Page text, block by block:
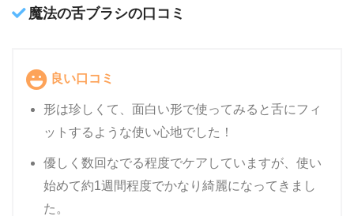
魔法の舌ブラシの口コミ
良い口コミ
形は珍しくて、面白い形で使ってみると舌にフィ
ットするような使い心地でした！
優しく数回なでる程度でケアしていますが、使い
始めて約1週間程度でかなり綺麗になってきまし
た。